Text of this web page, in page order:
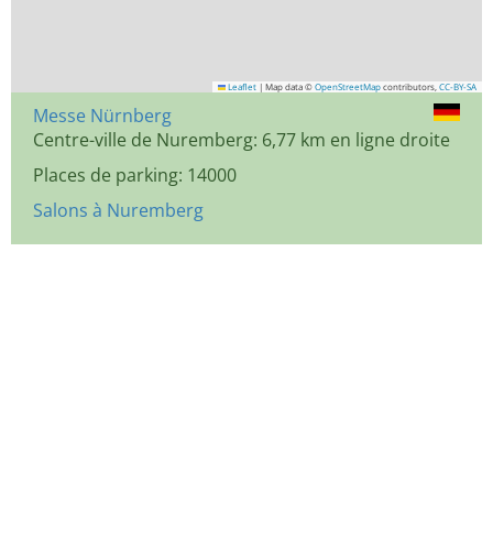
Leaflet | Map data © OpenStreetMap contributors, CC-BY-SA
Messe Nürnberg
Centre-ville de Nuremberg: 6,77 km en ligne droite
Places de parking: 14000
Salons à Nuremberg